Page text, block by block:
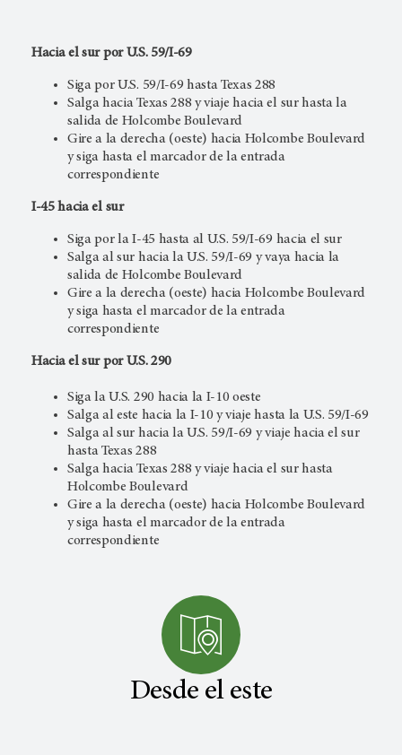
Hacia el sur por U.S. 59/I-69
Siga por U.S. 59/I-69 hasta Texas 288
Salga hacia Texas 288 y viaje hacia el sur hasta la
salida de Holcombe Boulevard
Gire a la derecha (oeste) hacia Holcombe Boulevard
y siga hasta el marcador de la entrada
correspondiente
I-45 hacia el sur
Siga por la I-45 hasta al U.S. 59/I-69 hacia el sur
Salga al sur hacia la U.S. 59/I-69 y vaya hacia la
salida de Holcombe Boulevard
Gire a la derecha (oeste) hacia Holcombe Boulevard
y siga hasta el marcador de la entrada
correspondiente
Hacia el sur por U.S. 290
Siga la U.S. 290 hacia la I-10 oeste
Salga al este hacia la I-10 y viaje hasta la U.S. 59/I-69
Salga al sur hacia la U.S. 59/I-69 y viaje hacia el sur
hasta Texas 288
Salga hacia Texas 288 y viaje hacia el sur hasta
Holcombe Boulevard
Gire a la derecha (oeste) hacia Holcombe Boulevard
y siga hasta el marcador de la entrada
correspondiente
Desde el este